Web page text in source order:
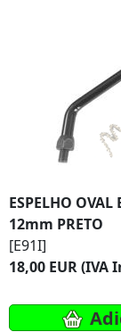
ESPELHO
12mm PRETO
[E91I]
18,00 EUR (IVA